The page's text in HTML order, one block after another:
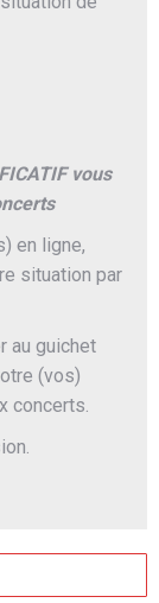
vous
en ligne,
situation par
au guichet
(vos)
concerts.